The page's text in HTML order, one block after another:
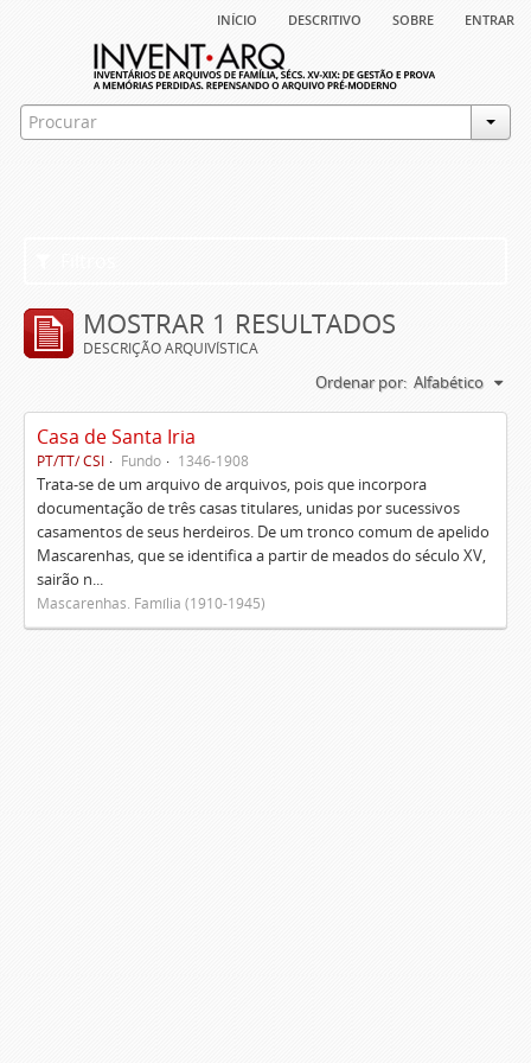
início descritivo sobre entrar
MOSTRAR 1 RESULTADOS
DESCRIÇÃO ARQUIVÍSTICA
Ordenar por: Alfabético
Casa de Santa Iria
PT/TT/ CSI Fundo 1346-1908
Trata-se de um arquivo de arquivos, pois que incorpora
documentação de três casas titulares, unidas por sucessivos
casamentos de seus herdeiros. De um tronco comum de apelido
Mascarenhas, que se identifica a partir de meados do século XV,
sairão n...
Mascarenhas. Família (1910-1945)